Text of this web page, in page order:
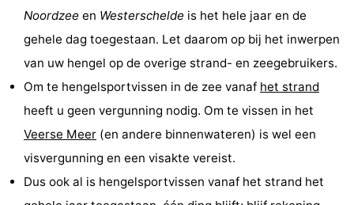
Vlaanderen
Nieuwvliet
Sluis
-
Cadzand
Natuur
Het
Weer
Contact
Noordzee en Westerschelde is het hele jaar en de
gehele dag toegestaan. Let daarom op bij het inwerpen
van uw hengel op de overige strand- en zeegebruikers.
Om te hengelsportvissen in de zee vanaf het strand
heeft u geen vergunning nodig. Om te vissen in het
Veerse Meer (en andere binnenwateren) is wel een
visvergunning en een visakte vereist.
Dus ook al is hengelsportvissen vanaf het strand het